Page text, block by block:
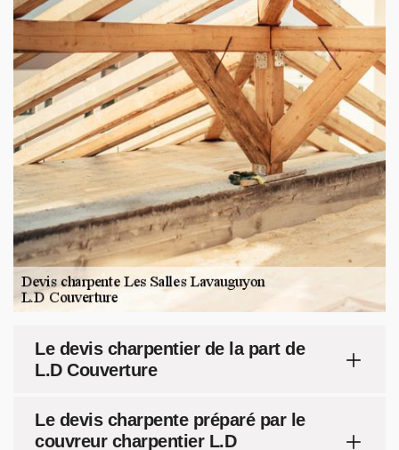
Le devis charpentier de la part de
L.D Couverture
Le devis charpente préparé par le
couvreur charpentier L.D